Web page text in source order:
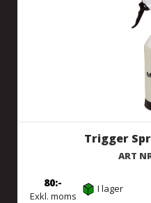
Trigger
ART
Exkl. moms
80 I lager